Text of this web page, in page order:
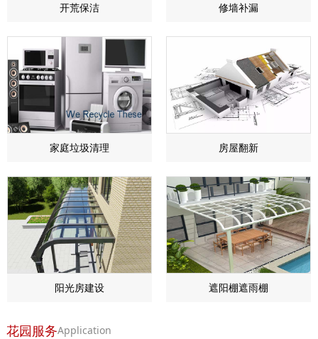
开荒保洁 ​修墙补漏
家庭垃圾清理 房屋翻新
阳光房建设 遮阳棚遮雨棚
花园服务Application